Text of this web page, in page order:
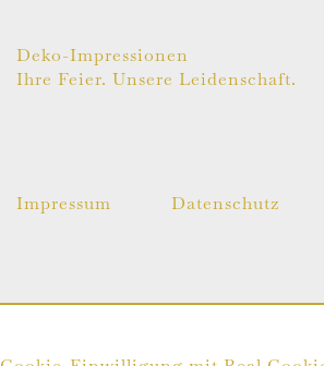
Deko-Impressionen
Ihre Feier. Unsere Leidenschaft.
Impressum Datenschutz